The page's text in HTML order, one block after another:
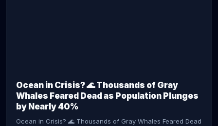
Ocean in Crisis? 🌊 Thousands of Gray
Whales Feared Dead as Population Plunges
by Nearly 40%
Ocean in Crisis? 🌊 Thousands of Gray Whales Feared Dead